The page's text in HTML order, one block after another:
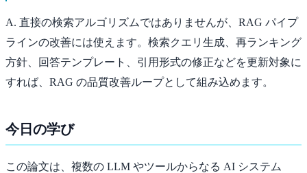
A. 直接の検索アルゴリズムではありませんが、RAG パイプ
ラインの改善には使えます。検索クエリ生成、再ランキング
方針、回答テンプレート、引用形式の修正などを更新対象に
すれば、RAG の品質改善ループとして組み込めます。
今日の学び
この論文は、複数の LLM やツールからなる AI システム